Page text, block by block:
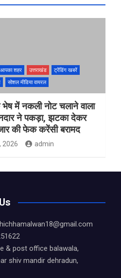
आपका शहर उत्तराखंड
ट्रेंडिंग खबरें
सोशल मीडिया वायरल
में नकली नोट चलाने वाला
ने पकड़ा, झटका देकर
की फेक करेंसी बरामद
2026 admin
& post office balawala,
shiv mandir dehradun,